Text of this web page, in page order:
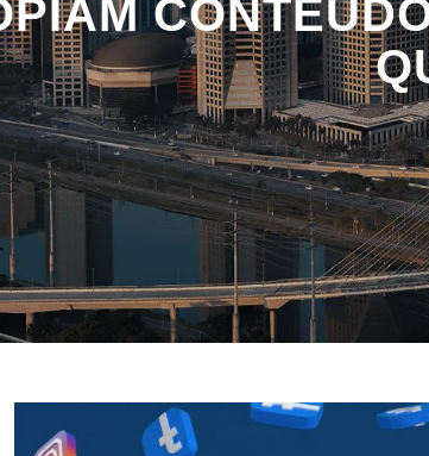
YOUTUBE DECLARAM GUERRA AOS